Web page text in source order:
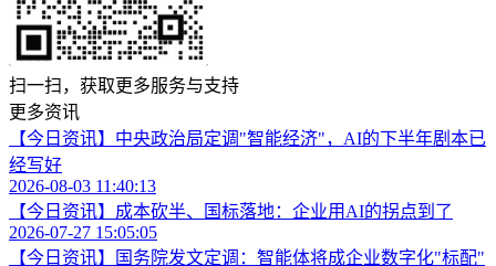
扫一扫，获取更多服务与支持
更多资讯
【今日资讯】中央政治局定调"智能经济"，AI的下半年剧本已
经写好
2026-08-03 11:40:13
【今日资讯】成本砍半、国标落地：企业用AI的拐点到了
2026-07-27 15:05:05
【今日资讯】国务院发文定调：智能体将成企业数字化"标配"